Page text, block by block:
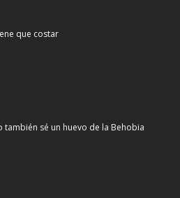
que costar
también sé un huevo de la Behobia